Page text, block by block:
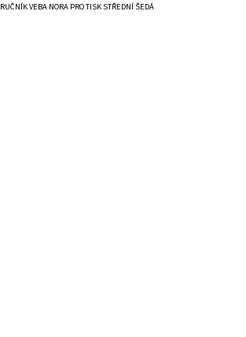
RUČNÍK VEBA NORA PRO TISK STŘEDNÍ ŠEDÁ